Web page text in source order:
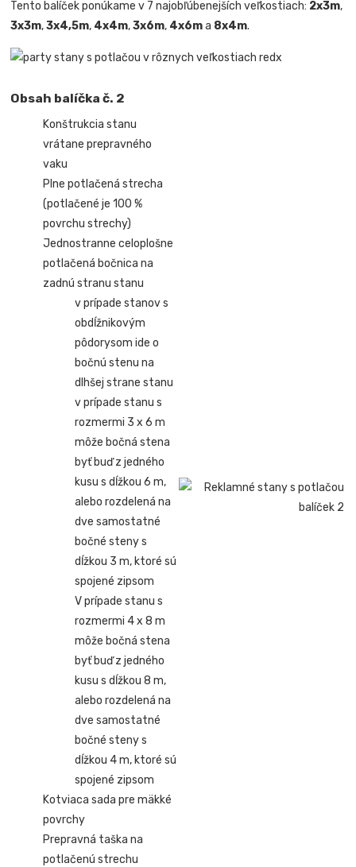
Tento balíček ponúkame v 7 najobľúbenejších veľkostiach: 2x3m,
3x3m,3x4,5m, 4x4m,3x6m, 4x6ma 8x4m.
Obsah balíčka č. 2
Konštrukcia stanu
vrátane prepravného
vaku
Plne potlačená strecha
(potlačené je 100 %
povrchu strechy)
Jednostranne celoplošne
potlačená bočnica na
zadnú stranu stanu
v prípade stanov s
obdĺžnikovým
pôdorysom ide o
bočnú stenu na
dlhšej strane stanu
v prípade stanu s
rozmermi 3 x 6 m
môže bočná stena
byť buď z jedného
kusu s dĺžkou 6 m,
alebo rozdelená na
dve samostatné
bočné steny s
dĺžkou 3 m, ktoré sú
spojené zipsom
V prípade stanu s
rozmermi 4 x 8 m
môže bočná stena
byť buď z jedného
kusu s dĺžkou 8 m,
alebo rozdelená na
dve samostatné
bočné steny s
dĺžkou 4 m, ktoré sú
spojené zipsom
Kotviaca sada pre mäkké
povrchy
Prepravná taška na
potlačenú strechu